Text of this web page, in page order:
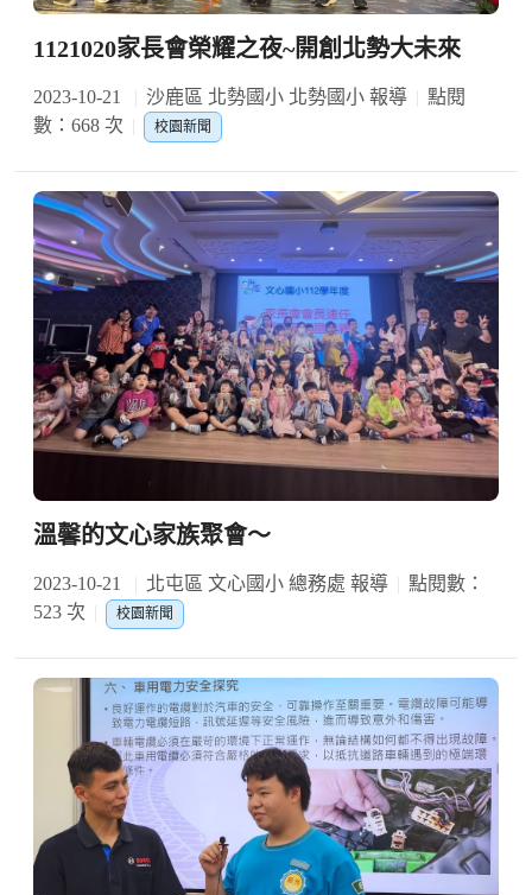
1121020家長會榮耀之夜~開創北勢大未來
2023-10-21 沙鹿區 北勢國小 北勢國小 報導
點閱
數：668 次
校園新聞
溫馨的文心家族聚會～
2023-10-21 北屯區 文心國小 總務處 報導
點閱數：
523 次
校園新聞